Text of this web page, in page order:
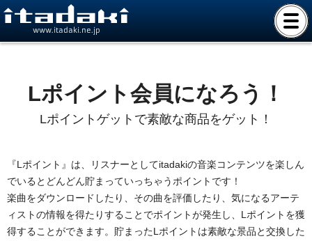
www.itadaki.ne.jp
Lポイント会員になろう！
Lポイントゲットで素敵な商品をゲット！
『Lポイント』は、リスナーとしてitadakiの音楽コンテンツを楽しん
でいるとどんどん貯まっていっちゃうポイントです！
楽曲をダウンロードしたり、その曲を評価したり、気になるアーテ
ィストの情報を得たりすることでポイントが発生し、Lポイントを獲
得することができます。貯まったLポイントは素敵な景品と交換した